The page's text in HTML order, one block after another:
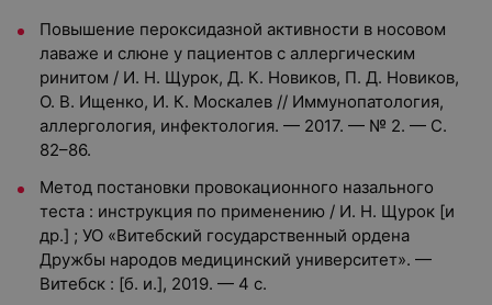
Повышение пероксидазной активности в носовом
лаваже и слюне у пациентов с аллергическим
ринитом / И. Н. Щурок, Д. К. Новиков, П. Д. Новиков,
О. В. Ищенко, И. К. Москалев // Иммунопатология,
аллергология, инфектология. — 2017. — № 2. — С.
82–86.
Метод постановки провокационного назального
теста : инструкция по применению / И. Н. Щурок [и
др.] ; УО «Витебский государственный ордена
Дружбы народов медицинский университет». —
Витебск : [б. и.], 2019. — 4 с.